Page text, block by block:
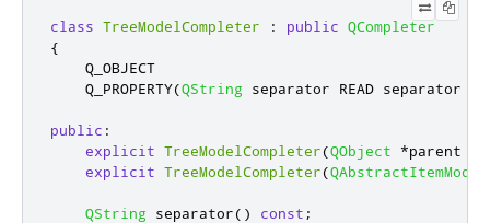
class TreeModelCompleter : public QCompleter
{
    Q_OBJECT
    Q_PROPERTY
(QString separator READ separator
public :
explicit TreeModelCompleter(QObject *parent
explicit TreeModelCompleter(QAbstractItemModel
QString separator() const ;